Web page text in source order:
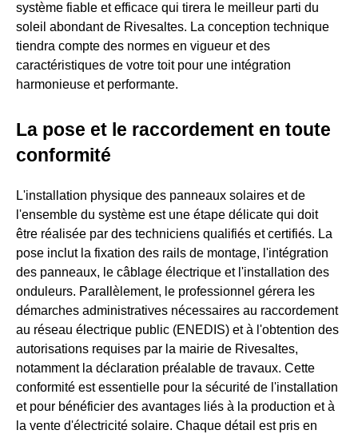
système fiable et efficace qui tirera le meilleur parti du
soleil abondant de Rivesaltes. La conception technique
tiendra compte des normes en vigueur et des
caractéristiques de votre toit pour une intégration
harmonieuse et performante.
La pose et le raccordement en toute
conformité
L'installation physique des panneaux solaires et de
l'ensemble du système est une étape délicate qui doit
être réalisée par des techniciens qualifiés et certifiés. La
pose inclut la fixation des rails de montage, l'intégration
des panneaux, le câblage électrique et l'installation des
onduleurs. Parallèlement, le professionnel gérera les
démarches administratives nécessaires au raccordement
au réseau électrique public (ENEDIS) et à l'obtention des
autorisations requises par la mairie de Rivesaltes,
notamment la déclaration préalable de travaux. Cette
conformité est essentielle pour la sécurité de l'installation
et pour bénéficier des avantages liés à la production et à
la vente d'électricité solaire. Chaque détail est pris en